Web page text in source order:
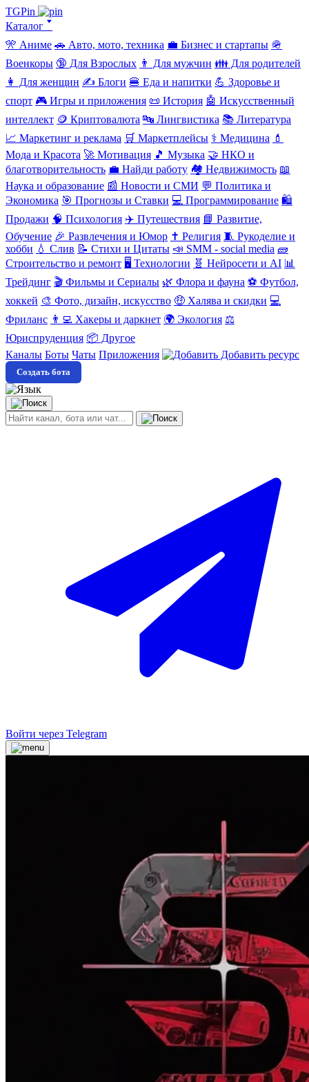
TGPin
Каталог 🢓
🎌 Аниме 🚗 Авто, мото, техника 💼 Бизнес и стартапы 🪖
Военкоры 🔞 Для Взрослых 👨 Для мужчин 👪 Для родителей
👩 Для женщин ✍️ Блоги 🍔 Еда и напитки 💪 Здоровье и
спорт 🎮 Игры и приложения 📜 История 🤖 Искусственный
интеллект 🪙 Криптовалюта 🔤 Лингвистика 📚 Литература
📈 Маркетинг и реклама 🛒 Маркетплейсы ⚕️ Медицина 💄
Мода и Красота 🚀 Мотивация 🎵 Музыка 🤝 НКО и
благотворительность 💼 Найди работу 🏘️ Недвижимость 📖
Наука и образование 📰 Новости и СМИ 💬 Политика и
Экономика 🎯 Прогнозы и Ставки 💻 Программирование 🛍️
Продажи 🧠 Психология ✈️ Путешествия 📘 Развитие,
Обучение 🎉 Развлечения и Юмор ✝️ Религия 🧵 Рукоделие и
хобби 💧 Слив 📝 Стихи и Цитаты 📣 SMM - social media 🧱
Строительство и ремонт 🖥️ Технологии 🧬 Нейросети и AI 📊
Трейдинг 🎬 Фильмы и Сериалы 🌿 Флора и фауна ⚽ Футбол,
хоккей 🎨 Фото, дизайн, искусство 🤑 Халява и скидки 💻
Фриланс 👨‍💻 Хакеры и даркнет 🌍 Экология ⚖️
Юриспруденция 📦 Другое
Каналы Боты Чаты Приложения Добавить ресурс
Создать бота
Войти через Telegram